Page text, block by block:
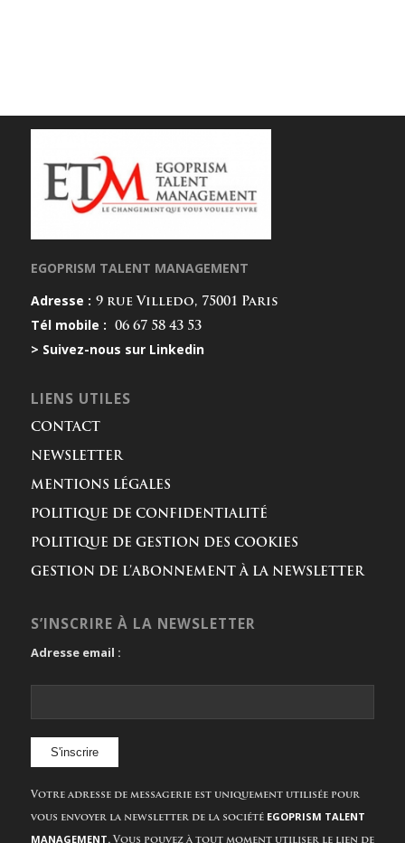
EGOPRISM TALENT MANAGEMENT
Adresse : 9 rue Villedo, 75001 Paris
Tél mobile : 06 67 58 43 53
> Suivez-nous sur Linkedin
LIENS UTILES
CONTACT
NEWSLETTER
MENTIONS LÉGALES
POLITIQUE DE CONFIDENTIALITÉ
POLITIQUE DE GESTION DES COOKIES
GESTION DE L’ABONNEMENT À LA NEWSLETTER
S’INSCRIRE À LA NEWSLETTER
Adresse email :
Votre adresse de messagerie est uniquement utilisée pour
vous envoyer la newsletter de la société EGOPRISM TALENT
MANAGEMENT.Vous pouvez à tout moment utiliser le lien de